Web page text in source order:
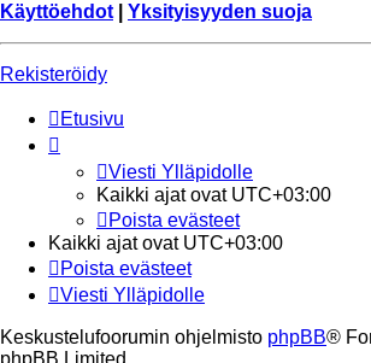
Käyttöehdot
Yksityisyyden suoja
Rekisteröidy
Etusivu
Viesti Ylläpidolle
Kaikki ajat ovat UTC+03:00
Poista evästeet
Kaikki ajat ovat UTC+03:00
Poista evästeet
Viesti Ylläpidolle
Keskustelufoorumin ohjelmisto phpBB®